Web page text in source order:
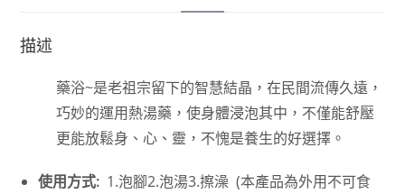
描述
藥浴~是老祖宗留下的智慧結晶，在民間流傳久遠，
巧妙的運用熱湯藥，使身體浸泡其中，不僅能舒壓
更能放鬆身、心、靈，不愧是養生的好選擇。
使用方式: 1.泡腳2.泡湯3.擦澡 (本產品為外用不可食